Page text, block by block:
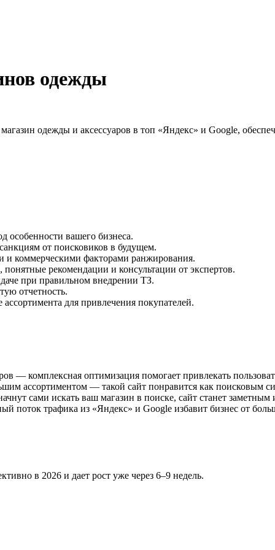
одежды
одежды и аксессуаров в топ «Яндекс» и Google,
особенности вашего бизнеса.
от поисковиков в будущем.
и коммерческими факторами ранжирования.
рекомендации и консультации от экспертов.
при правильном внедрении ТЗ.
отчетность.
для привлечения покупателей.
— комплексная оптимизация помогает привлекать
ассортиментом — такой сайт понравится как поисковым
сами искать ваш магазин в поиске, сайт станет заметным
поток трафика из «Яндекс» и Google избавит бизнес от
в 2026 и дает рост уже через 6–9 недель.